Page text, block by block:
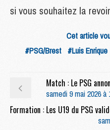
si vous souhaitez la
Cet article
#PSG/Brest #Luis Enrique
samedi 9 mai 2026 à